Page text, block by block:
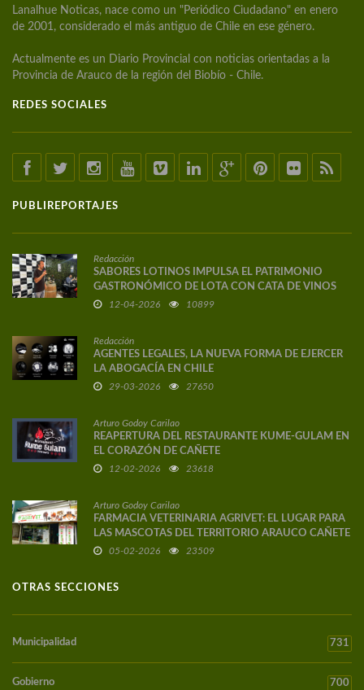
Lanalhue Noticas, nace como un "Periódico Ciudadano" en enero
de 2001, considerado el más antiguo de Chile en ese género.
Actualmente es un Diario Provincial con noticias orientadas a la
Provincia de Arauco de la región del Biobío - Chile.
REDES SOCIALES
PUBLIREPORTAJES
Redacción
SABORES LOTINOS IMPULSA EL PATRIMONIO
GASTRONÓMICO DE LOTA CON CATA DE VINOS
DE AUTOR
12-04-2026 10899
Redacción
AGENTES LEGALES, LA NUEVA FORMA DE EJERCER
LA ABOGACÍA EN CHILE
29-03-2026 27650
Arturo Godoy Carilao
REAPERTURA DEL RESTAURANTE KUME-GULAM EN
EL CORAZÓN DE CAÑETE
12-02-2026 23618
Arturo Godoy Carilao
FARMACIA VETERINARIA AGRIVET: EL LUGAR PARA
LAS MASCOTAS DEL TERRITORIO ARAUCO CAÑETE
05-02-2026 23509
OTRAS SECCIONES
Municipalidad 731
Gobierno 700